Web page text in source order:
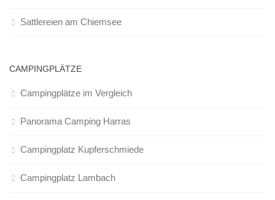
Sattlereien am Chiemsee
CAMPINGPLÄTZE
Campingplätze im Vergleich
Panorama Camping Harras
Campingplatz Kupferschmiede
Campingplatz Lambach